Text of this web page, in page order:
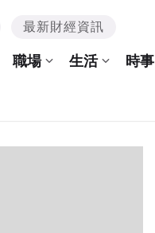
最新財經資訊
職場 生活 時事